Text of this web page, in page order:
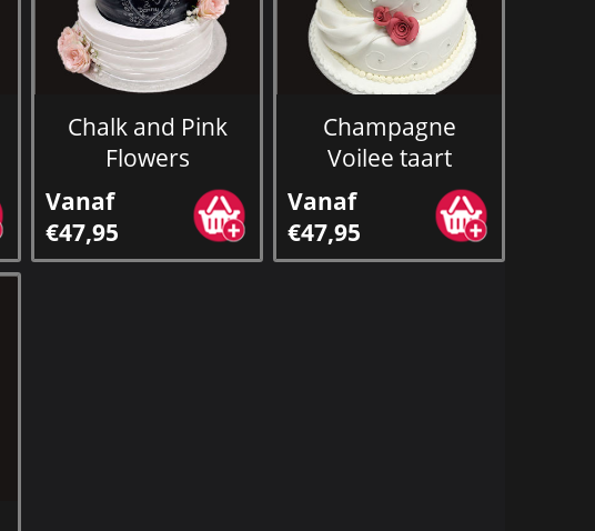
Chalk and Pink
Flowers
Vanaf
€47,95
Champagne
Voilee taart
Vanaf
€47,95